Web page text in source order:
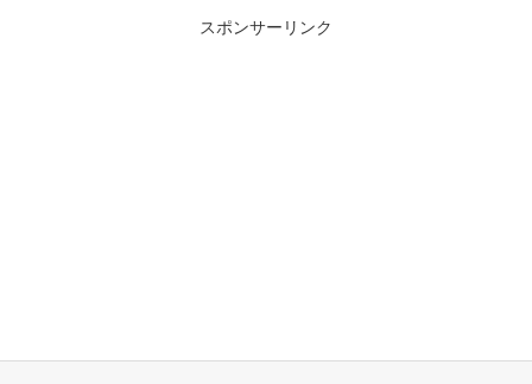
スポンサーリンク